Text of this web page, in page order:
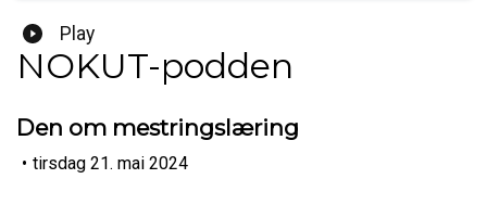
Play
NOKUT-podden
Den om mestringslæring
• tirsdag 21. mai 2024